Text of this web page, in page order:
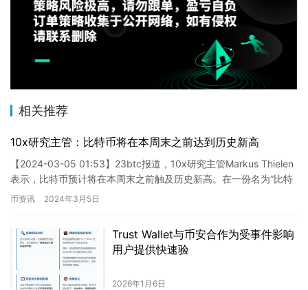
相关推荐
10x研究主管：比特币将在本周末之前达到历史新高
【2024-03-05 01:53】23btc报道，10x研究主管Markus Thielen
表示，比特币预计将在本周末之前触及历史新高。在一份名为“比特
币价格惊现逆袭”的报告中，…
币资讯 2024年3月5日
Trust Wallet与币安合作为受事件影响
用户提供快速验
2026年1月6日